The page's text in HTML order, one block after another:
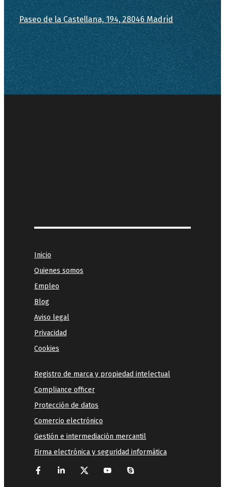
Paseo de la Castellana, 194, 28046 Madrid
Inicio
Quienes somos
Empleo
Blog
Aviso legal
Privacidad
Cookies
Registro de marca y propiedad intelectual
Compliance officer
Protección de datos
Comercio electrónico
Gestión e intermediación mercantil
Firma electrónica y seguridad informática